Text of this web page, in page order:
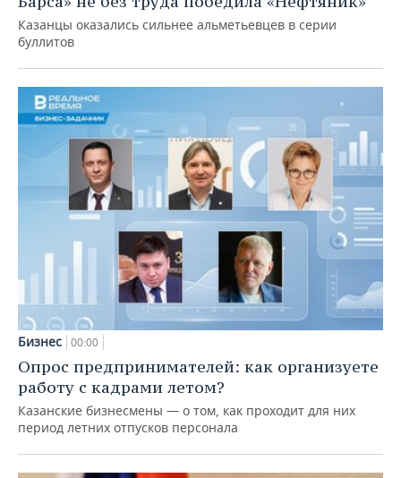
Казанцы оказались сильнее альметьевцев в серии
буллитов
Бизнес 00:00
Опрос предпринимателей: как организуете
работу с кадрами летом?
Казанские бизнесмены — о том, как проходит для них
период летних отпусков персонала